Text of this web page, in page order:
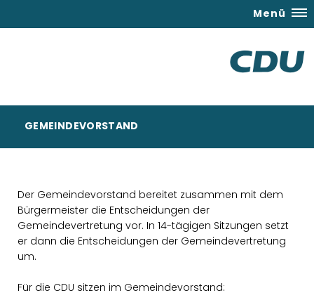
Menü
GEMEINDEVORSTAND
Der Gemeindevorstand bereitet zusammen mit dem
Bürgermeister die Entscheidungen der
Gemeindevertretung vor. In 14-tägigen Sitzungen setzt
er dann die Entscheidungen der Gemeindevertretung
um.
Für die CDU sitzen im Gemeindevorstand: